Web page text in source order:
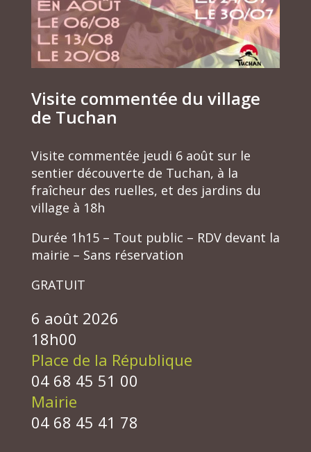
Visite commentée du village
de Tuchan
Visite commentée jeudi 6 août sur le
sentier découverte de Tuchan, à la
fraîcheur des ruelles, et des jardins du
village à 18h
Durée 1h15 – Tout public – RDV devant la
mairie – Sans réservation
GRATUIT
6 août 2026
18h00
Place de la République
04 68 45 51 00
Mairie
04 68 45 41 78